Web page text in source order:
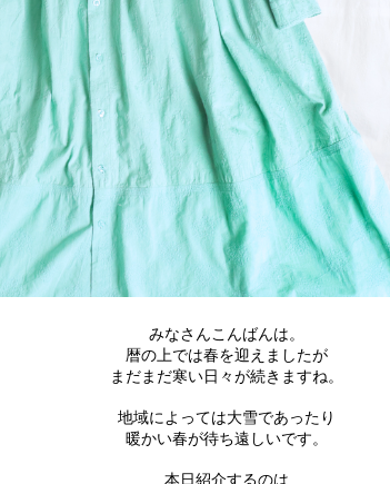
みなさんこんばんは。
暦の上では春を迎えましたが
まだまだ寒い日々が続きますね。
地域によっては大雪であったり
暖かい春が待ち遠しいです。
本日紹介するのは